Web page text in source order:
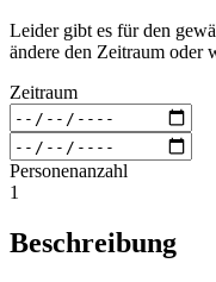
Leider gibt es für den
ändere den Zeitraum oder
Zeitraum
Personenanzahl
1
Beschreibung